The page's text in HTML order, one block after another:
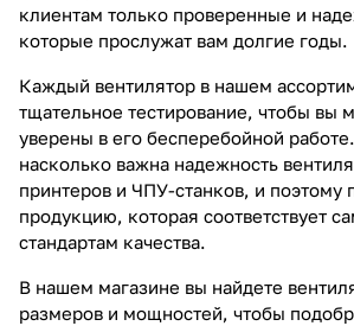
клиентам только проверенные и
которые прослужат вам долгие годы.
Каждый вентилятор в нашем
тщательное тестирование, чтобы вы
уверены в его бесперебойной
насколько важна надежность
принтеров и ЧПУ-станков, и поэтому
продукцию, которая соответствует
стандартам качества.
В нашем магазине вы найдете
размеров и мощностей, чтобы